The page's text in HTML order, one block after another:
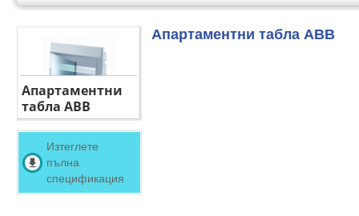
Апартаментни
табла ABB
Изтеглете
пълна
спецификация
Апартаментни табла ABB